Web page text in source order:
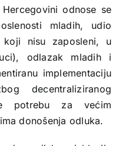
odnose se
mladih, udio
koji nisu zaposleni, u
odlazak mladih i
implementaciju
decentraliziranog
potrebu za većim
donošenja odluka.